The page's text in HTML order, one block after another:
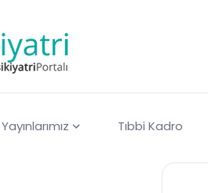
Yayınlarımız Tıbbi Kadro